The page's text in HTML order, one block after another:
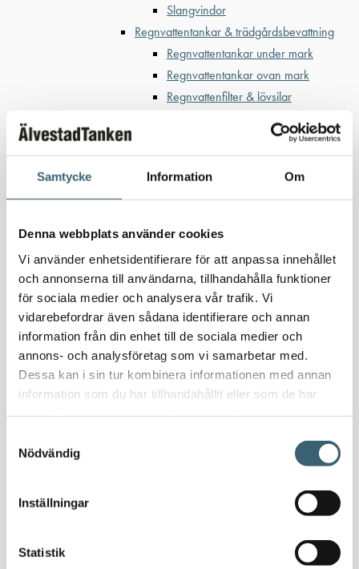
Samtycke Information Om
Denna webbplats använder cookies
Vi använder enhetsidentifierare för att anpassa innehållet
och annonserna till användarna, tillhandahålla funktioner
för sociala medier och analysera vår trafik. Vi
vidarebefordrar även sådana identifierare och annan
information från din enhet till de sociala medier och
annons- och analysföretag som vi samarbetar med.
Dessa kan i sin tur kombinera informationen med annan
information som du har tillhandahållit eller som de har
Nödvändig
Inställningar
Statistik
Slangvindor
Regnvattentankar & trädgårdsbevattning
Regnvattentankar under mark
Regnvattentankar ovan mark
Regnvattenfilter & lövsilar
Bufferttankar till växtskyddsspruta
Vattenplattformar
Vattenvagnar
Nödvattenutrustning
Specialsvetsade lagringstankar
Ståltankar för lagring, transport & process
AdBlue
AdBluetankar
AdBlue transporttankar
AdBluepumpar & tillbehör
Diesel
Dieseltank reservdelar & tillbehör